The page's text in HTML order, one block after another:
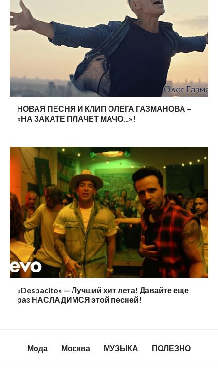
НОВАЯ ПЕСНЯ И КЛИП ОЛЕГА ГАЗМАНОВА –
«НА ЗАКАТЕ ПЛАЧЕТ МАЧО…»!
«Despacito» — Лучший хит лета! Давайте еще
раз НАСЛАДИМСЯ этой песней!
Мода Москва МУЗЫКА ПОЛЕЗНО